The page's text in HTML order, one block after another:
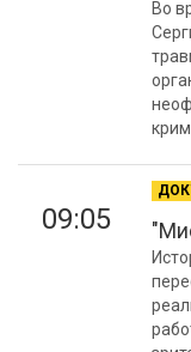
Во
09:05